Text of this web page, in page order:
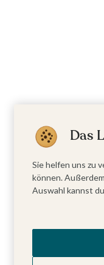
Das
Sie helfen uns zu
können.
Auswahl kannst